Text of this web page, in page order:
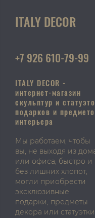
ITALY DECOR
+7 926 610-79-99
ITALY DECOR -
интернет-магазин
скульптур и
подарков и
интерьера
Мы работаем, чтобы
вы, не выходя из
или офиса, быстро и
без лишних хлопот,
могли приобрести
эксклюзивные
подарки, предметы
декора или статуэтки